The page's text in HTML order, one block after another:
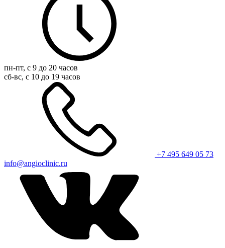
пн-пт, с 9 до 20 часов
сб-вс, с 10 до 19 часов
+7 495 649 05 73
info@angioclinic.ru